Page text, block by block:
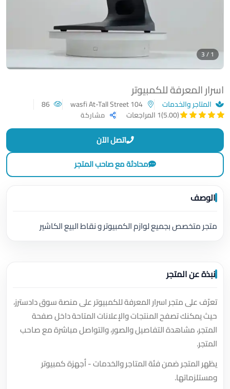
اسرار المعرفة للكمبيوتر
المتاجر والخدمات
(5.00)
1 المراجعات مشاركة
1 / 3
اتصل الآن
محادثة مع صاحب المتجر
الوصف
متجر متخصص بجميع لوازم الكمبيوتر و نقاط البيع الكاشير
نبذة عن المتجر
تعرّف على متجر اسرار المعرفة للكمبيوتر على منصة سوق دادسترز،
حيث يمكنك تصفح المنتجات والإعلانات المتاحة داخل صفحة
المتجر، مشاهدة التفاصيل والصور، والتواصل مباشرة مع صاحب
المتجر.
يظهر المتجر ضمن فئة المتاجر والخدمات - أجهزة كمبيوتر
ومستلزماتها.